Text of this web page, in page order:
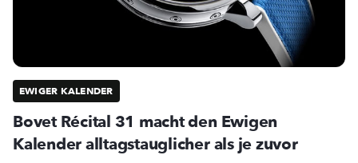
EWIGER KALENDER
Bovet Récital 31 macht den Ewigen
Kalender alltagstauglicher als je zuvor